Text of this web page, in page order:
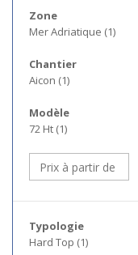
Zone
Mer Adriatique (1)
Chantier
Aicon (1)
Modèle
72 Ht (1)
Typologie
Hard Top (1)